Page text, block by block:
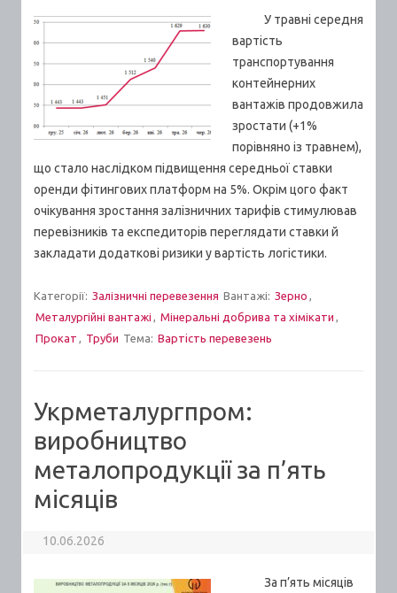
У травні середня
вартість
транспортування
контейнерних
вантажів продовжила
зростати (+1%
порівняно із травнем),
що стало наслідком підвищення середньої ставки
оренди фітингових платформ на 5%. Окрім цого факт
очікування зростання залізничних тарифів стимулював
перевізників та експедиторів переглядати ставки й
закладати додаткові ризики у вартість логістики.
Категорії: Залізничні перевезення Вантажі: Зерно ,
Металургійні вантажі , Мінеральні добрива та хімікати ,
Прокат , Труби Тема: Вартiсть перевезень
Укрметалургпром:
виробництво
металопродукції за п’ять
місяців
10.06.2026
За п’ять місяців